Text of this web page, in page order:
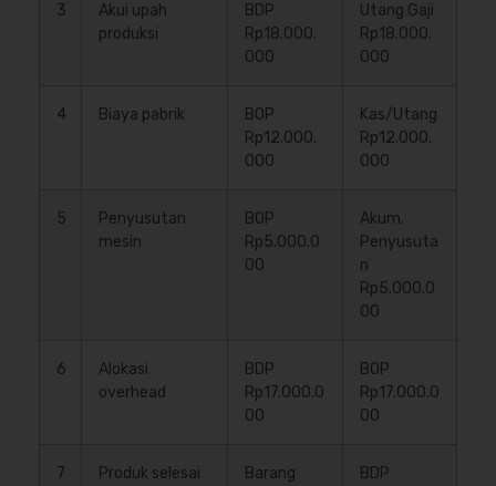
3
Akui upah
produksi
BDP
Rp18.000.
000
Utang Gaji
Rp18.000.
000
4 Biaya pabrik
BOP
Rp12.000.
000
Kas/Utang
Rp12.000.
000
5
Penyusutan
mesin
BOP
Rp5.000.0
00
Akum.
Penyusuta
n
Rp5.000.0
00
6
Alokasi
overhead
BDP
Rp17.000.0
00
BOP
Rp17.000.0
00
7 Produk selesai
Barang
BDP